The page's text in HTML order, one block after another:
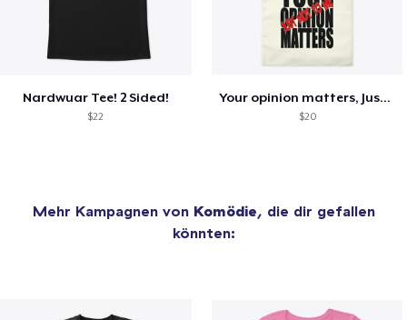
Nardwuar Tee! 2 Sided!
$22
Your opinion matters, Just not to me!
$20
Mehr Kampagnen von Komödie, die dir gefallen
könnten: